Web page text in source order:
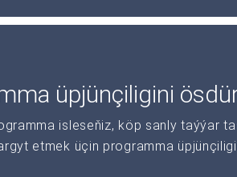
üpjünçiligini
isleseňiz, köp sanly taýýar
etmek üçin programma